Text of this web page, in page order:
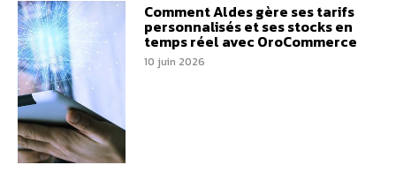
Comment Aldes gère ses tarifs
personnalisés et ses stocks en
temps réel avec OroCommerce
10 juin 2026